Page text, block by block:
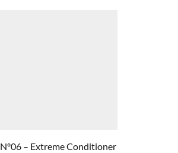
Nº06 – Extreme Conditioner